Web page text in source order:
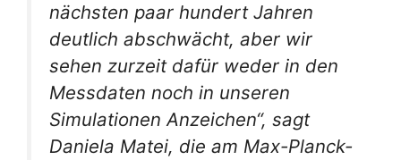
nächsten paar hundert Jahren
deutlich abschwächt, aber wir
sehen zurzeit dafür weder in den
Messdaten noch in unseren
Simulationen Anzeichen“, sagt
Daniela Matei, die am Max-Planck-